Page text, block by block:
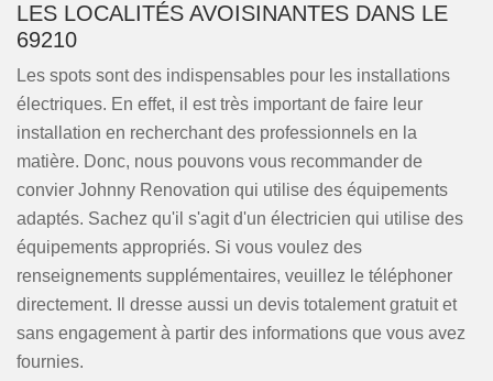
LES LOCALITÉS AVOISINANTES DANS LE
69210
Les spots sont des indispensables pour les installations
électriques. En effet, il est très important de faire leur
installation en recherchant des professionnels en la
matière. Donc, nous pouvons vous recommander de
convier Johnny Renovation qui utilise des équipements
adaptés. Sachez qu'il s'agit d'un électricien qui utilise des
équipements appropriés. Si vous voulez des
renseignements supplémentaires, veuillez le téléphoner
directement. Il dresse aussi un devis totalement gratuit et
sans engagement à partir des informations que vous avez
fournies.